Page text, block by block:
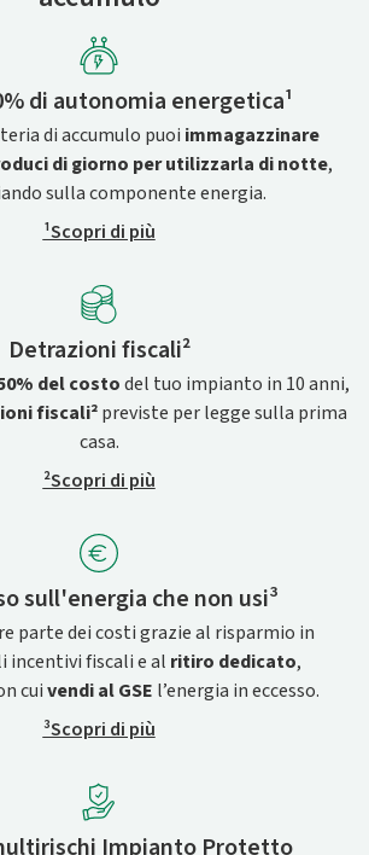
di autonomia energetica¹
di accumulo puoi immagazzinare
di giorno per utilizzarla di notte,
sulla componente energia.
¹Scopri di più
Detrazioni fiscali²
del costodel tuo impianto in 10 anni,
fiscali²previste per legge sulla prima
casa.
²Scopri di più
sull'energia che non usi³
parte dei costi grazie al risparmio in
fiscali e al ritiro dedicato,
cuivendi al GSE l’energia in eccesso.
³Scopri di più
Impianto Protetto